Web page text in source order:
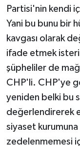
Partisi'nin kendi
Yani bu bunu bir
kavgası olarak
ifade etmek
şüpheliler de
CHP'li. CHP'ye
yeniden belki bu
değerlendirerek
siyaset
zedelenmemesi